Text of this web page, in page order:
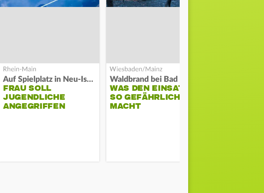
Auf Spielplatz in Neu-Isenburg
FRAU SOLL
JUGENDLICHE
ANGEGRIFFEN
WAS DEN EINSATZ
SO GEFÄHRLICH
MACHT